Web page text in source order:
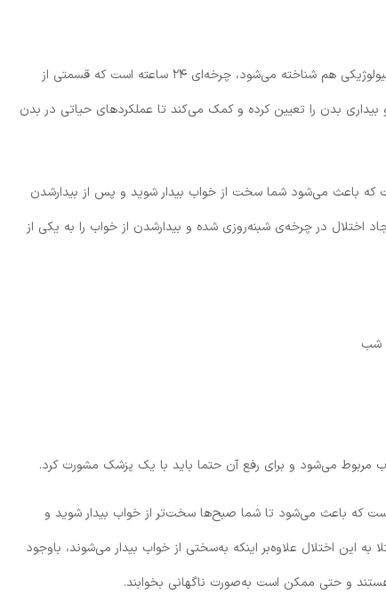
چرخه‌ی شبانه‌روزی که با نام‌های چرخه‌ی زیست‌شناختی و چرخه‌ی بیولوژیکی هم شناخته می‌شود، چرخه‌ای ۲۴ ساعته است که قسمتی از
بدن را تعیین کرده و کمک می‌کند تا عملکردهای حیاتی در بدن
که باعث می‌شود شما سخت از خواب بیدار شوید و پس از بیدارشدن
اختلال در چرخه‌ی شبنه‌روزی شده و بیدارشدن از خواب را به یکی از
شب
مربوط می‌شود و برای رفع آن‌ حتما باید با یک پزشک مشورت کرد.
است که باعث می‌شود تا شما صبح‌ها سخت‌تر از خواب بیدار شوید و
این اختلال علاوه‌بر اینکه به‌سختی از خواب بیدار می‌شوند، باوجود
و حتی ممکن است به‌صورت ناگهانی بخوابند.